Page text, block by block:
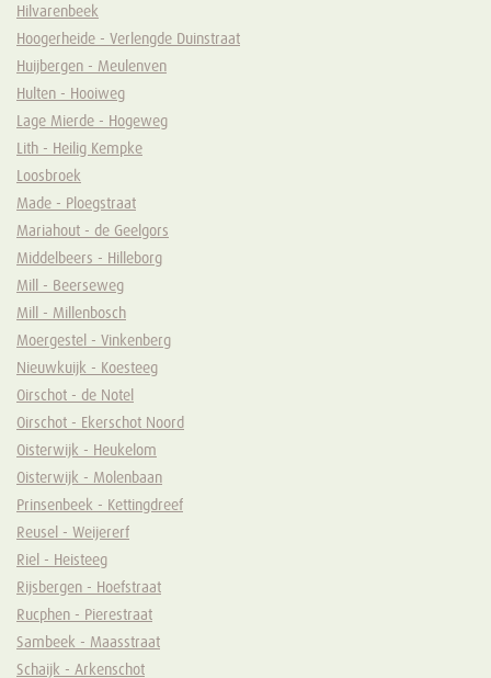
Hilvarenbeek
Hoogerheide - Verlengde Duinstraat
Huijbergen - Meulenven
Hulten - Hooiweg
Lage Mierde - Hogeweg
Lith - Heilig Kempke
Loosbroek
Made - Ploegstraat
Mariahout - de Geelgors
Middelbeers - Hilleborg
Mill - Beerseweg
Mill - Millenbosch
Moergestel - Vinkenberg
Nieuwkuijk - Koesteeg
Oirschot - de Notel
Oirschot - Ekerschot Noord
Oisterwijk - Heukelom
Oisterwijk - Molenbaan
Prinsenbeek - Kettingdreef
Reusel - Weijererf
Riel - Heisteeg
Rijsbergen - Hoefstraat
Rucphen - Pierestraat
Sambeek - Maasstraat
Schaijk - Arkenschot